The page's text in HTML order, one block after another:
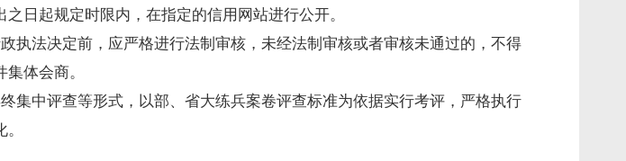
日起规定时限内，在指定的信用网站进行公开。
执法决定前，应严格进行法制审核，未经法制审核或者审核未通过的，不得
体会商。
集中评查等形式，以部、省大练兵案卷评查标准为依据实行考评，严格执行